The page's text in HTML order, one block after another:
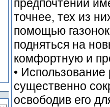
предпочтений
точнее, тех из
помощью
подняться на
комфортную и
•
существенно
освободив его